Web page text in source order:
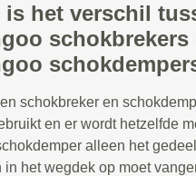
is het verschil
schokbrekers
schokbreker en
en er wordt hetzelfde
alleen het
in het wegdek op moet